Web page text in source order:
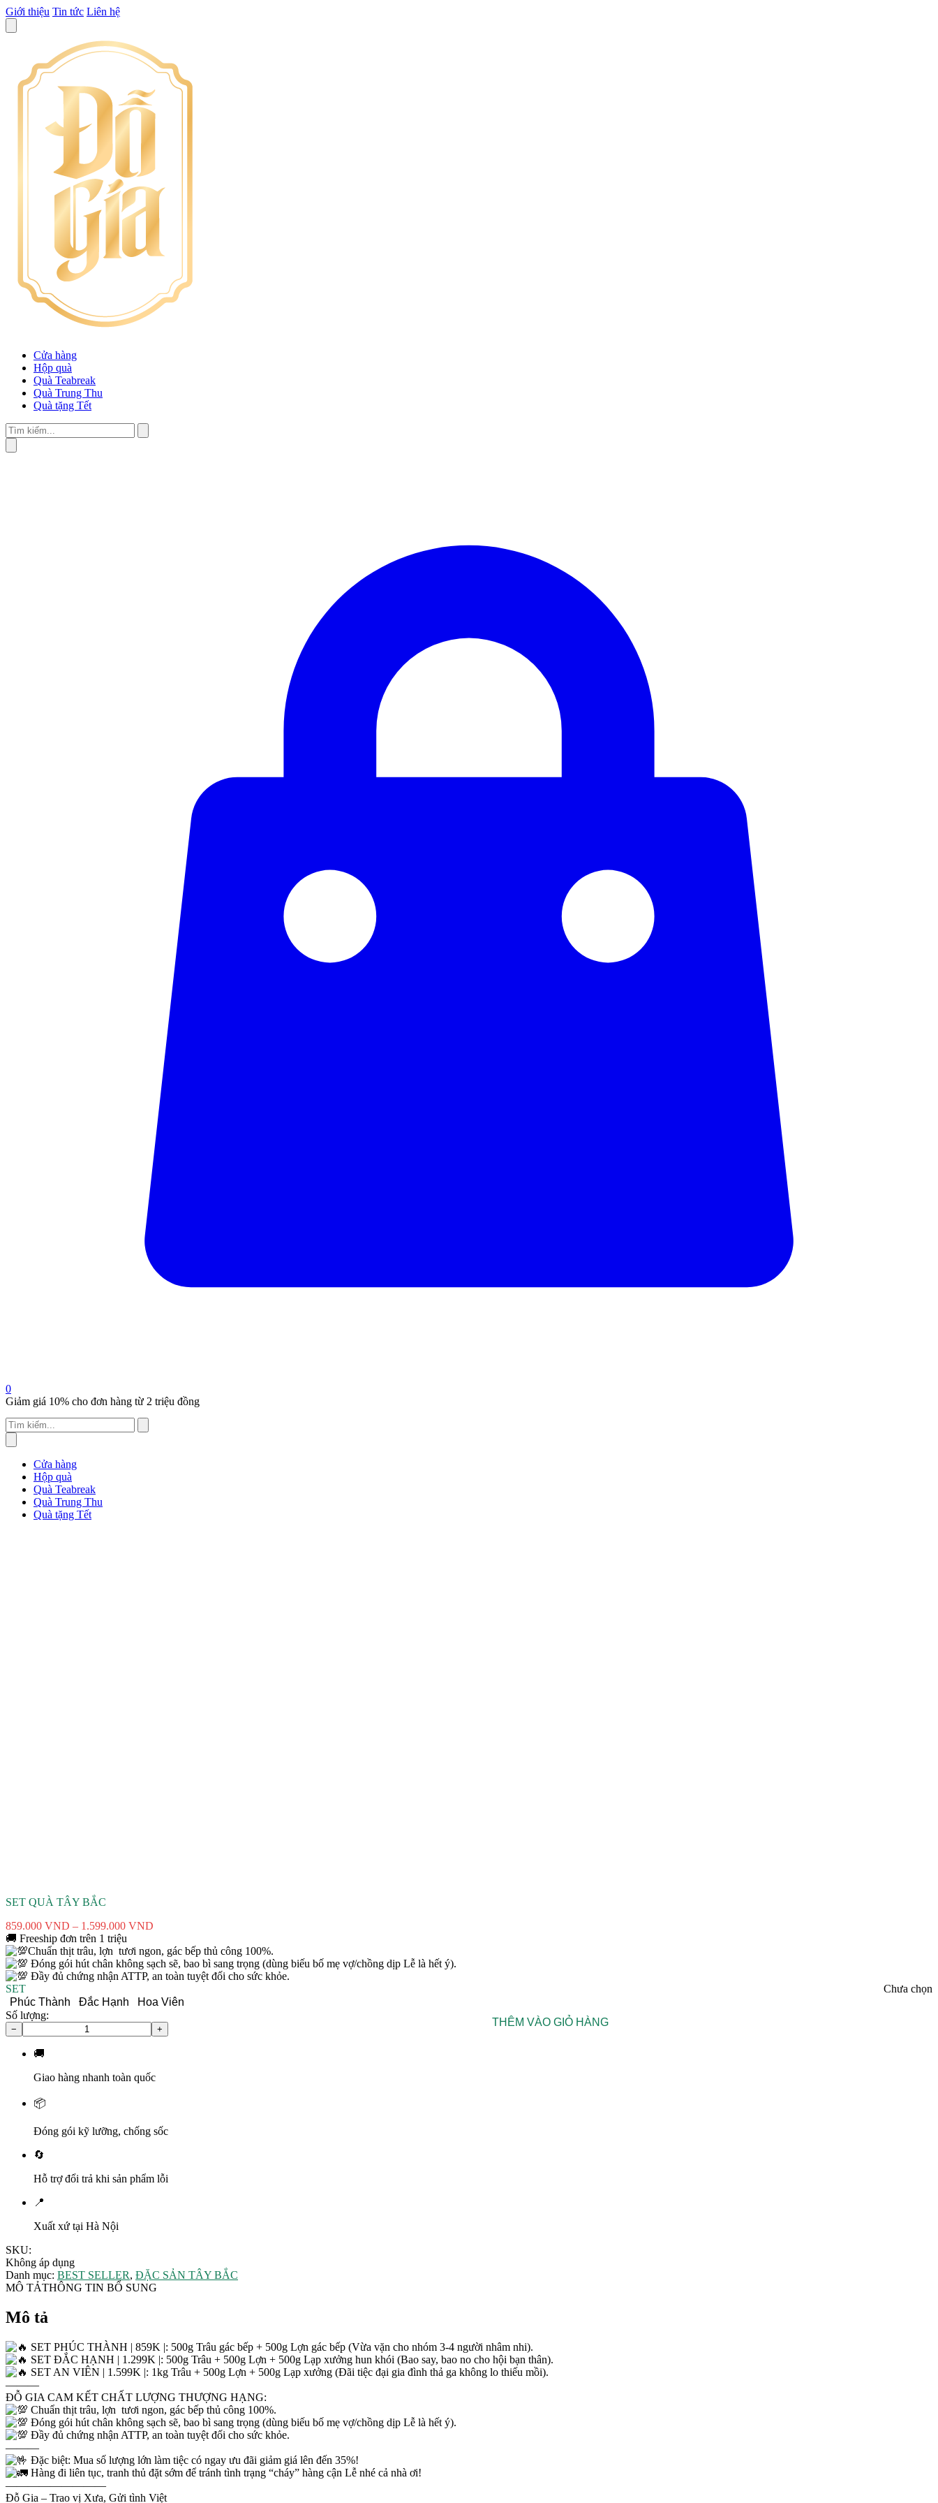
Giới thiệu Tin tức Liên hệ
Cửa hàng
Hộp quà
Quà Teabreak
Quà Trung Thu
Quà tặng Tết
0
Giảm giá 10% cho đơn hàng từ 2 triệu đồng
Cửa hàng
Hộp quà
Quà Teabreak
Quà Trung Thu
Quà tặng Tết
SET QUÀ TÂY BẮC
859.000 VND – 1.599.000 VND
từ
859.000 VND
đến
🚚 Freeship đơn trên 1 triệu
Chuẩn thịt trâu, lợn ​ tươi ngon, gác bếp thủ công 100%.
Đóng gói hút chân không sạch sẽ, bao bì sang trọng (dùng biếu bố mẹ vợ/chồng dịp Lễ là hết ý).
Đầy đủ chứng nhận ATTP, an toàn tuyệt đối cho sức khỏe.
SET
Chưa chọn
Phúc Thành
Đắc Hạnh
Hoa Viên
Số lượng:
−
Set
+
THÊM VÀO GIỎ HÀNG
🚚
Giao hàng nhanh toàn quốc
📦
Đóng gói kỹ lưỡng, chống sốc
🔄
Hỗ trợ đổi trả khi sản phẩm lỗi
📍
Xuất xứ tại Hà Nội
SKU:
Không áp dụng
Danh mục: BEST SELLER, ĐẶC SẢN TÂY BẮC
MÔ TẢTHÔNG TIN BỔ SUNG
Mô tả
SET PHÚC THÀNH | 859K |: 500g Trâu gác bếp + 500g Lợn gác bếp (Vừa vặn cho nhóm 3-4 người nhâm nhi).
SET ĐẮC HẠNH | 1.299K |: 500g Trâu + 500g Lợn + 500g Lạp xưởng hun khói (Bao say, bao no cho hội bạn thân).
SET AN VIÊN | 1.599K |: 1kg Trâu + 500g Lợn + 500g Lạp xưởng (Đãi tiệc đại gia đình thả ga không lo thiếu mồi).
———
ĐỖ GIA CAM KẾT CHẤT LƯỢNG THƯỢNG HẠNG:
Chuẩn thịt trâu, lợn ​ tươi ngon, gác bếp thủ công 100%.
Đóng gói hút chân không sạch sẽ, bao bì sang trọng (dùng biếu bố mẹ vợ/chồng dịp Lễ là hết ý).
Đầy đủ chứng nhận ATTP, an toàn tuyệt đối cho sức khỏe.
———
Đặc biệt: Mua số lượng lớn làm tiệc có ngay ưu đãi giảm giá lên đến 35%!
Hàng đi liên tục, tranh thủ đặt sớm để tránh tình trạng “cháy” hàng cận Lễ nhé cả nhà ơi!
—————————
Đỗ Gia – Trao vị Xưa, Gửi tình Việt